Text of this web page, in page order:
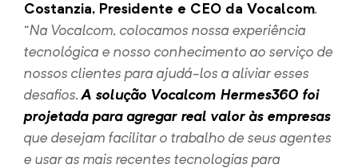
Costanzia, Presidente e CEO da Vocalcom.
“Na Vocalcom, colocamos nossa experiência
tecnológica e nosso conhecimento ao serviço de
nossos clientes para ajudá-los a aliviar esses
desafios.A solução Vocalcom Hermes360 foi
projetada para agregar real valor às empresas
que desejam facilitar o trabalho de seus agentes
e usar as mais recentes tecnologias para